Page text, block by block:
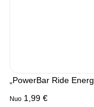
„PowerBar Ride
Nuo 1,99 €